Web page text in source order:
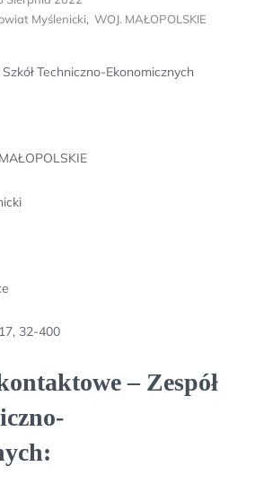
Myślenicki, WOJ. MAŁOPOLSKIE
Szkół Techniczno-Ekonomicznych
32-400
– Zespół